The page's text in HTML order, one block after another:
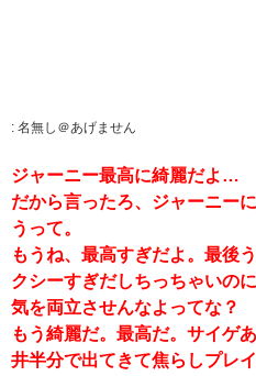
: 名無し＠あげません
ジャーニー最高に綺麗だよ…
だから言ったろ、ジャーニー
うって。
もうね、最高すぎだよ。最後
クシーすぎだしちっちゃいの
気を両立させんなよってな？
もう綺麗だ。最高だ。サイゲ
井半分で出てきて焦らしプレ